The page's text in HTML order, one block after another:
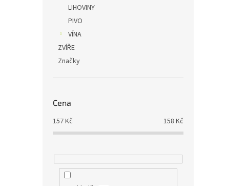
LIHOVINY
PIVO
VÍNA
ZVÍŘE
Značky
Cena
157Kč 158 Kč